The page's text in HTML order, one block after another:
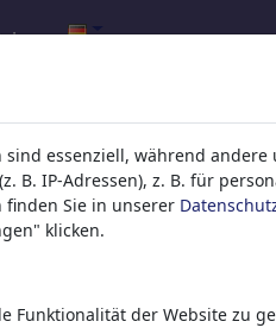
'Terrorismus'
essenziell, während
B. IP-Adressen), z. B. für
Sie in unserer
klicken.
Funktionalität der Website zu